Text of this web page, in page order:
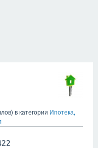
в категории Ипотека,